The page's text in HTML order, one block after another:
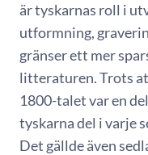
är tyskarnas roll i
utformning,
gränser ett mer
litteraturen. Trots
1800-talet var en
tyskarna del i varje
Det gällde även